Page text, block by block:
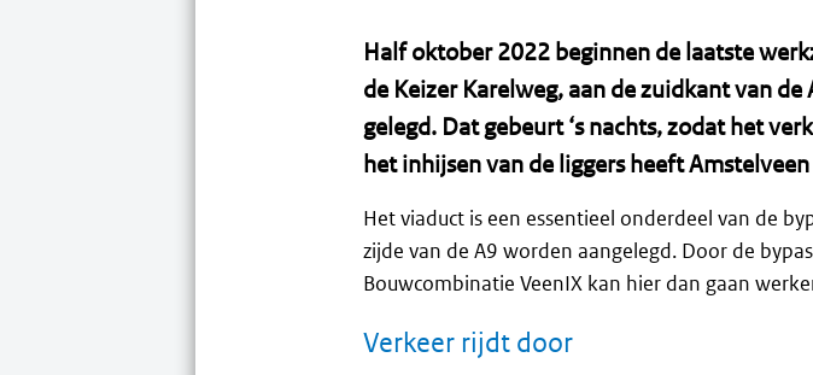
Half oktober 2022 beginnen de laatste
de Keizer Karelweg, aan de zuidkant van
gelegd. Dat gebeurt ‘s nachts, zodat het
het inhijsen van de liggers heeft
Het viaduct is een essentieel onderdeel van de
zijde van de A9 worden aangelegd. Door de
Bouwcombinatie VeenIX kan hier dan gaan
Verkeer rijdt door